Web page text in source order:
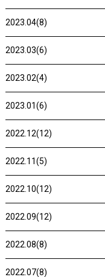
2023.04(8)
2023.03(6)
2023.02(4)
2023.01(6)
2022.12(12)
2022.11(5)
2022.10(12)
2022.09(12)
2022.08(8)
2022.07(8)